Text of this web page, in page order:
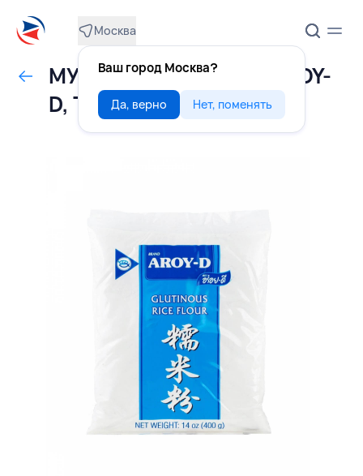
Москва
Ваш город Москва?
Да, верно Нет, поменять
МУКА рисовая 400 г, AROY-
D, ТАИЛАНД